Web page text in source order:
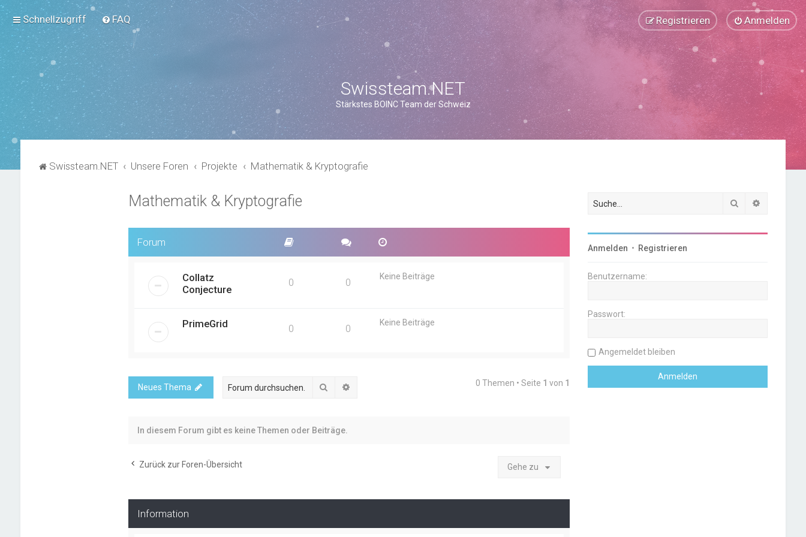
Schnellzugriff FAQ Anmelden
Registrieren
Swissteam.NET
Stärkstes BOINC Team der Schweiz
Swissteam.NET Unsere Foren Projekte Mathematik & Kryptografie
Mathematik & Kryptografie
Forum
Collatz
Conjecture
0 0 Keine Beiträge
PrimeGrid 0 0 Keine Beiträge
Neues Thema Suche 0 Themen • Seite 1 von 1
In diesem Forum gibt es keine Themen oder Beiträge.
Zurück zur Foren-Übersicht Gehe zu
Information
Suche
Anmelden • Registrieren
Benutzername:
Passwort:
Angemeldet bleiben